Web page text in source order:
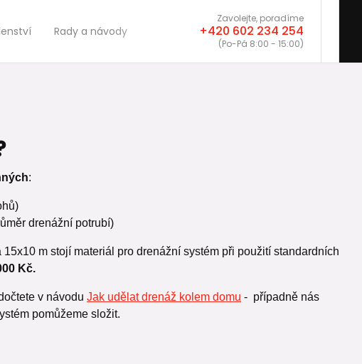
Rady a návody
Zavolejte, poradíme
+420 602 234 254
(Po-Pá 8:00 - 15:00)
:
drenážní potrubí)
m stojí materiál pro drenážní systém při použití standardních
Kč.
v návodu Jak udělat drenáž kolem domu - případně nás
pomůžeme složit.